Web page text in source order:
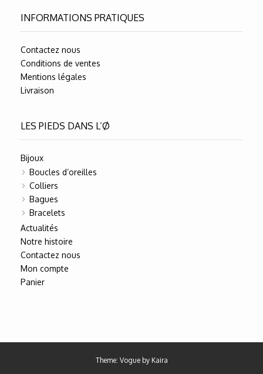
INFORMATIONS PRATIQUES
Contactez nous
Conditions de ventes
Mentions légales
Livraison
LES PIEDS DANS L’Ø
Bijoux
Boucles d’oreilles
Colliers
Bagues
Bracelets
Actualités
Notre histoire
Contactez nous
Mon compte
Panier
Theme: Vogue by Kaira